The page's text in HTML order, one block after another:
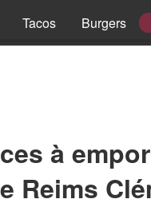
Tacos Burgers
à
Reims